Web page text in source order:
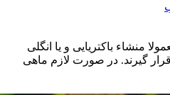
منشاء باکتریایی و یا انگلی
گیرند. در صورت لازم ماهی